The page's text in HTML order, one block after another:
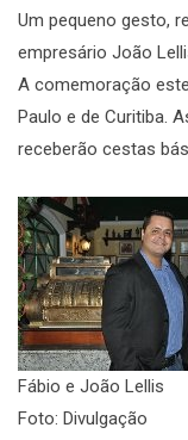
Um pequeno gesto,
empresário João
A comemoração
Paulo e de Curitiba.
receberão cestas
Fábio e João Lellis
Foto: Divulgação